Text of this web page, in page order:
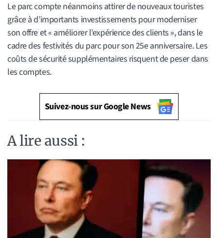
Le parc compte néanmoins attirer de nouveaux touristes
grâce à d’importants investissements pour moderniser
son offre et « améliorer l’expérience des clients », dans le
cadre des festivités du parc pour son 25e anniversaire. Les
coûts de sécurité supplémentaires risquent de peser dans
les comptes.
Suivez-nous sur Google News
A lire aussi :